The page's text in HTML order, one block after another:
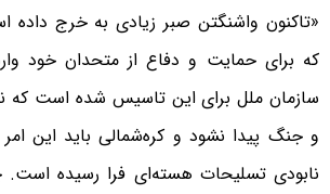
«تاکنون واشنگتن صبر زیادی به خرج داده
که برای حمایت و دفاع از متحدان خود
سازمان ملل برای این تاسیس شده است که
و جنگ پیدا نشود و کره‌شمالی باید این
نابودی تسلیحات هسته‌ای فرا رسیده است.